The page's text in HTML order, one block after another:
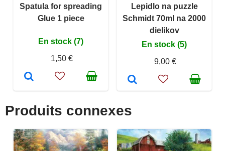
Spatula for spreading
Glue 1 piece
En stock (7)
1,50 €
Lepidlo na puzzle
Schmidt 70ml na 2000
dielikov
En stock (5)
9,00 €
Produits connexes